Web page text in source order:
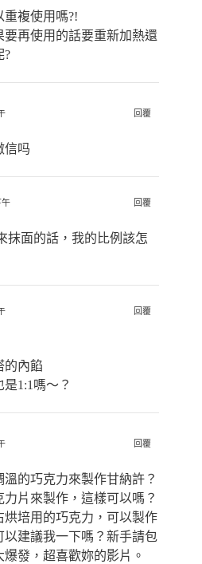
複使用嗎?!
再使用的話要重新加熱還
?
回覆
信吗
午 回覆
抹面的話，我的比例該怎
回覆
的內餡
1:1嗎～？
回覆
的巧克力來製作甘納許？
片來製作，這樣可以嗎？
培用的巧克力，可以製作
建議我一下嗎？新手請包
發，超喜歡妳的影片。